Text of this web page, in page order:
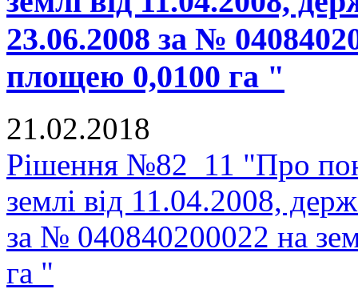
23.06.2008 за №
площею 0,0100 га "
21.02.2018
Рішення №82_11 "Про
землі від 11.04.2008,
за № 040840200022 на
га "